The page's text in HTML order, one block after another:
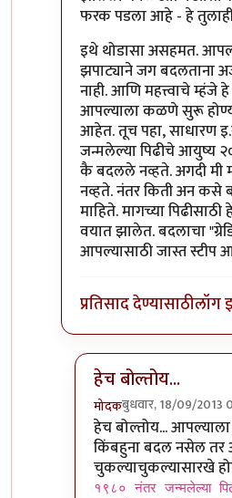
फरक पडला आहे - हे
इथे थोडासा असहमत.
झपाट्याने जग बदलताना
नाही. आणि महत्त्वाचे म्हंजे
आपल्याला कळणे सुरू
आहेत. तूच पहा, साधारण
जन्मलेल्या पिढीचे आयुष्य
कै बदलले नव्हते. अगदी मी
नव्हते. नंतर किती अन कसे
माहिते. मागच्या
वयात झालेत. बदलाचा
आपल्यासाठी जास्त स्टीप
प्रतिसाद देण्यासाठीलॉग
हेच बोल्तोय...
मोदकबुधवार, 18/09/2013
In reply toभावना
हेच बोल्तोय...
किंबहुना बदल नसेल तर
चुकल्याचुकल्यासारखे
१९८० नंतर जन्मलेल्या